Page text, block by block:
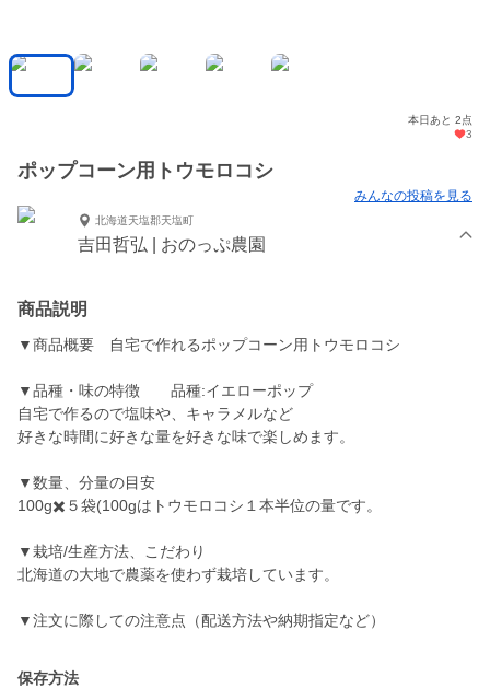
本日あと 2点
3
ポップコーン用トウモロコシ
みんなの投稿を見る
北海道天塩郡天塩町
吉田哲弘 | おのっぷ農園
商品説明
▼商品概要 自宅で作れるポップコーン用トウモロコシ
▼品種・味の特徴 品種:イエローポップ
自宅で作るので塩味や、キャラメルなど
好きな時間に好きな量を好きな味で楽しめます。
▼数量、分量の目安
100g✖️５袋(100gはトウモロコシ１本半位の量です。
▼栽培/生産方法、こだわり
北海道の大地で農薬を使わず栽培しています。
▼注文に際しての注意点（配送方法や納期指定など）
保存方法